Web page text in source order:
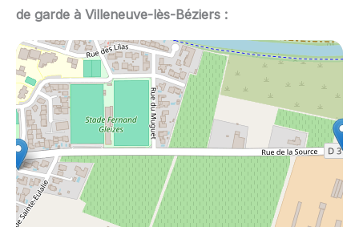
de garde à Villeneuve-lès-Béziers :